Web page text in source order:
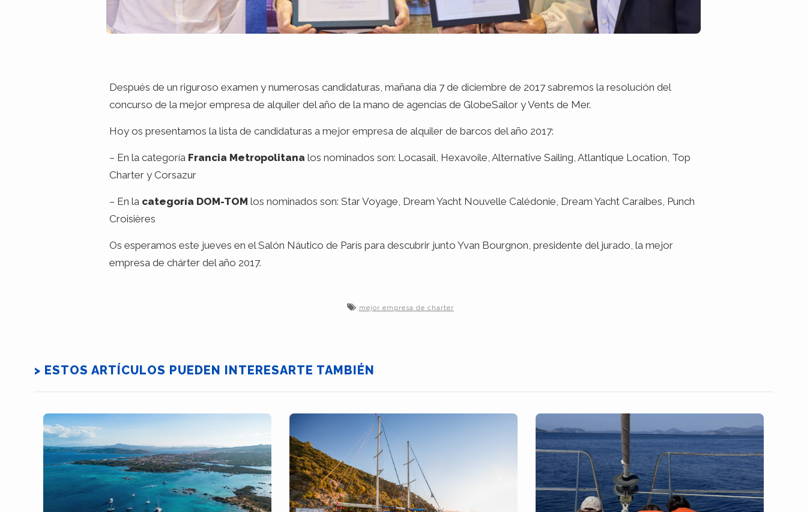
Después de un riguroso examen y numerosas candidaturas, mañana día 7 de diciembre de 2017 sabremos la resolución del
concurso de la mejor empresa de alquiler del año de la mano de agencias de GlobeSailor y Vents de Mer.
Hoy os presentamos la lista de candidaturas a mejor empresa de alquiler de barcos del año 2017:
– En la categoría Francia Metropolitana los nominados son: Locasail, Hexavoile, Alternative Sailing, Atlantique Location, Top
Charter y Corsazur
– En la categoría DOM-TOM los nominados son: Star Voyage, Dream Yacht Nouvelle Calédonie, Dream Yacht Caraibes, Punch
Croisières
Os esperamos este jueves en el Salón Náutico de París para descubrir junto Yvan Bourgnon, presidente del jurado, la mejor
empresa de chárter del año 2017.
mejor empresa de charter
> ESTOS ARTÍCULOS PUEDEN INTERESARTE TAMBIÉN